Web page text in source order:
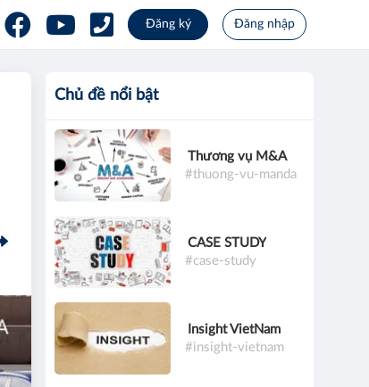
Đăng ký Đăng nhập
Chủ đề nổi bật
Thương vụ M&A
#thuong-vu-manda
CASE STUDY
#case-study
Insight VietNam
#insight-vietnam